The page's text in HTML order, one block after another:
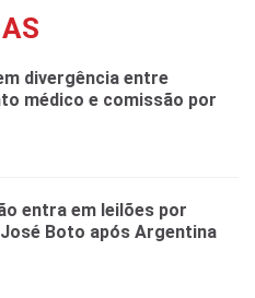
divergência entre
médico e comissão por
entra em leilões por
Boto após Argentina